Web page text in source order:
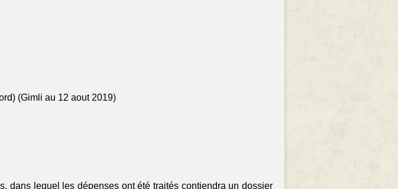
(Gimli au 12 aout 2019)
dans lequel les dépenses ont été traités contiendra un dossier